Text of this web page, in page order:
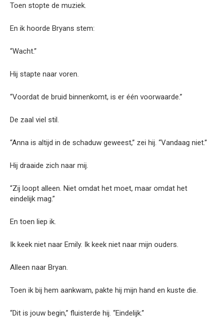
Toen stopte de muziek.
En ik hoorde Bryans stem:
“Wacht.”
Hij stapte naar voren.
“Voordat de bruid binnenkomt, is er één voorwaarde.”
De zaal viel stil.
“Anna is altijd in de schaduw geweest,” zei hij. “Vandaag niet.”
Hij draaide zich naar mij.
“Zij loopt alleen. Niet omdat het moet, maar omdat het
eindelijk mag.”
En toen liep ik.
Ik keek niet naar Emily. Ik keek niet naar mijn ouders.
Alleen naar Bryan.
Toen ik bij hem aankwam, pakte hij mijn hand en kuste die.
“Dit is jouw begin,” fluisterde hij. “Eindelijk.”